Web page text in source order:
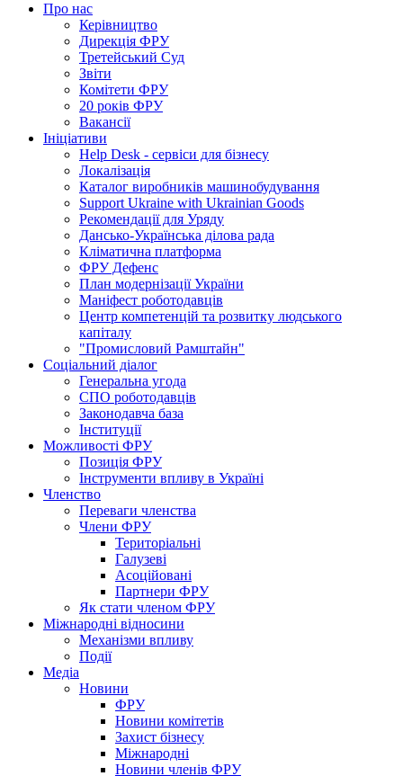
Про нас
Керівництво
Дирекція ФРУ
Третейський Суд
Звіти
Комітети ФРУ
20 років ФРУ
Вакансії
Ініціативи
Help Desk - сервіси для бізнесу
Локалізація
Каталог виробників машинобудування
Support Ukraine with Ukrainian Goods
Рекомендації для Уряду
Дансько-Українська ділова рада
Кліматична платформа
ФРУ Дефенс
План модернізації України
Маніфест роботодавців
Центр компетенцій та розвитку людського
капіталу
"Промисловий Рамштайн"
Соціальний діалог
Генеральна угода
СПО роботодавців
Законодавча база
Інституції
Можливості ФРУ
Позиція ФРУ
Інструменти впливу в Україні
Членство
Переваги членства
Члени ФРУ
Територіальні
Галузеві
Асоційовані
Партнери ФРУ
Як стати членом ФРУ
Міжнародні відносини
Механізми впливу
Події
Медіа
Новини
ФРУ
Новини комітетів
Захист бізнесу
Міжнародні
Новини членів ФРУ